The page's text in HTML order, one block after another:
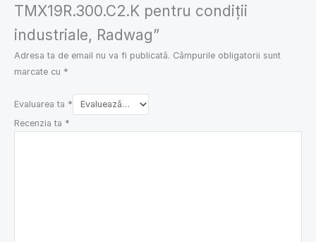
TMX19R.300.C2.K pentru condiții
industriale, Radwag”
Adresa ta de email nu va fi publicată. Câmpurile obligatorii sunt
marcate cu *
Evaluarea ta *
Recenzia ta *